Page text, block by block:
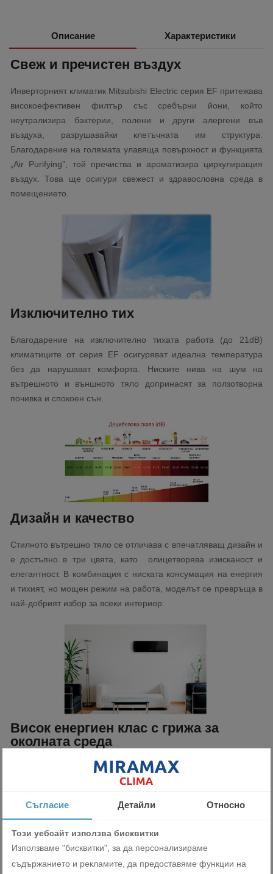
Описание Характеристики
Свеж и пречистен въздух
Инверторният климатик Mitsubishi Electric серия EF притежава
високоефективен филтър със сребърни йони, който
неутрализира бактерии, полени и други алергени във
въздуха, разрушавайки клетъчната им структура.
Благодарение на голямата улавяща повърхност и функцията
„Air Purifying”, той пречиства и ароматизира циркулиращия
въздух. Това ще осигури свежест и здравословна среда в
помещението.
Изключително тих
Благодарение на изключително тихата работа (до 21dB)
климатиците от серия EF осигуряват идеална температура
без да нарушават комфорта. Ниските нива на шум на
вътрешното и външното тяло допринасят за ползотворна
почивка и спокоен сън.
Дизайн и качество
Стилното вътрешно тяло се отличава с впечатляващ дизайн и
е достъпно в три цвята, като олицетворява изисканост и
елегантност. В комбинация с ниската консумация на енергия
и тихият, но мощен режим на работа, моделът се превръща в
най-добрият избор за всеки интериор.
Висок енергиен клас с грижа за
околната среда
Инверторният климатик Mitsubishi Electric серия EF е с висок
енергиен клас на охлаждане - А+++ и отопление – А++. Това
R32, който има почти 3 пъти по-нисък потенциал на глобално
грижа за околната среда и същевременно спестявате от
Съгласие Детайли Относно
Този уебсайт използва бисквитки
Използваме "бисквитки", за да персонализираме
съдържанието и рекламите, да предоставяме функции на